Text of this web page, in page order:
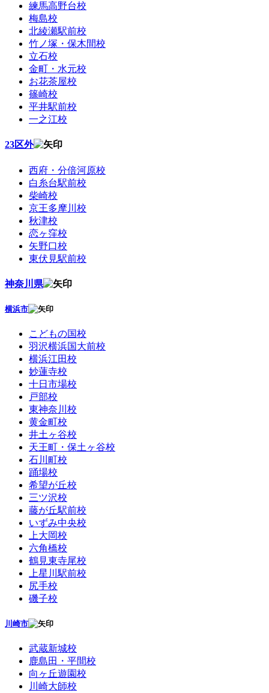
練馬高野台校
梅島校
北綾瀬駅前校
竹ノ塚・保木間校
立石校
金町・水元校
お花茶屋校
篠崎校
平井駅前校
一之江校
23区外
西府・分倍河原校
白糸台駅前校
柴崎校
京王多摩川校
秋津校
恋ヶ窪校
矢野口校
東伏見駅前校
神奈川県
横浜市
こどもの国校
羽沢横浜国大前校
横浜江田校
妙蓮寺校
十日市場校
戸部校
東神奈川校
黄金町校
井土ヶ谷校
天王町・保土ヶ谷校
石川町校
踊場校
希望が丘校
三ツ沢校
藤が丘駅前校
いずみ中央校
上大岡校
六角橋校
鶴見東寺尾校
上星川駅前校
尻手校
磯子校
川崎市
武蔵新城校
鹿島田・平間校
向ヶ丘遊園校
川崎大師校